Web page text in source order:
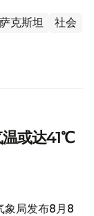
克斯坦 社会
温或达41℃
象局发布8月8